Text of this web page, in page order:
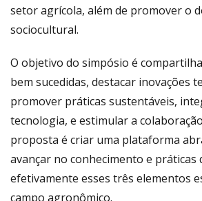
setor agrícola, além de promover o
sociocultural.
O objetivo do simpósio é
bem sucedidas, destacar inovações
promover práticas sustentáveis,
tecnologia, e estimular a
proposta é criar uma plataforma
avançar no conhecimento e práticas
efetivamente esses três elementos
campo agronômico.